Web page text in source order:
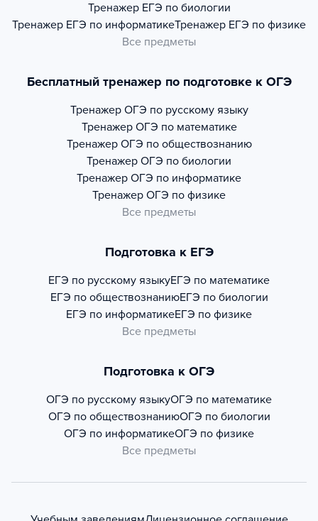
Тренажер ЕГЭ по биологии
Тренажер ЕГЭ по информатикеТренажер ЕГЭ по физике
Все предметы
Бесплатный тренажер по подготовке к ОГЭ
Тренажер ОГЭ по русскому языку
Тренажер ОГЭ по математике
Тренажер ОГЭ по обществознанию
Тренажер ОГЭ по биологии
Тренажер ОГЭ по информатике
Тренажер ОГЭ по физике
Все предметы
Подготовка к ЕГЭ
ЕГЭ по русскому языкуЕГЭ по математике
ЕГЭ по обществознаниюЕГЭ по биологии
ЕГЭ по информатикеЕГЭ по физике
Все предметы
Подготовка к ОГЭ
ОГЭ по русскому языкуОГЭ по математике
ОГЭ по обществознаниюОГЭ по биологии
ОГЭ по информатикеОГЭ по физике
Все предметы